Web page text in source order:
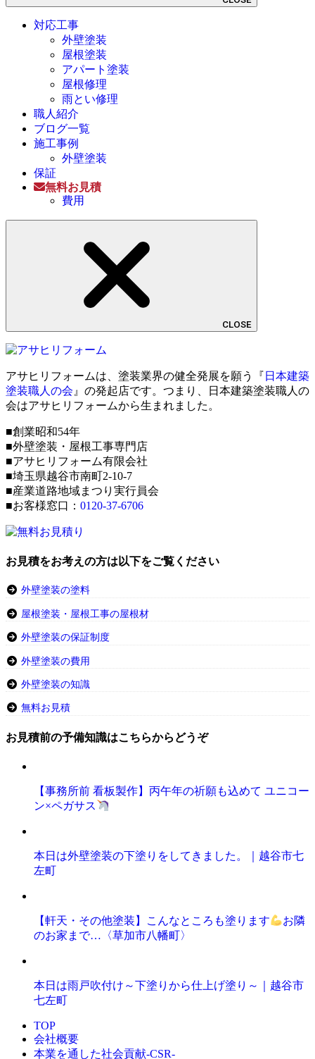
対応工事
外壁塗装
屋根塗装
アパート塗装
屋根修理
雨とい修理
職人紹介
ブログ一覧
施工事例
外壁塗装
保証
無料お見積
費用
CLOSE
アサヒリフォームは、塗装業界の健全発展を願う『 日本建築
塗装職人の会 』の発起店です。つまり、日本建築塗装職人の
会はアサヒリフォームから生まれました。
■創業昭和54年
■外壁塗装・屋根工事専門店
■アサヒリフォーム有限会社
■埼玉県越谷市南町2-10-7
■産業道路地域まつり実行員会
■お客様窓口： 0120-37-6706
お見積をお考えの方は以下をご覧ください
外壁塗装の塗料
屋根塗装・屋根工事の屋根材
外壁塗装の保証制度
外壁塗装の費用
外壁塗装の知識
無料お見積
お見積前の予備知識はこちらからどうぞ
【事務所前 看板製作】丙午年の祈願も込めて ユニコー
ン×ペガサス
本日は外壁塗装の下塗りをしてきました。｜越谷市七
左町
【軒天・その他塗装】こんなところも塗ります
お隣
のお家まで…〈草加市八幡町〉
本日は雨戸吹付け～下塗りから仕上げ塗り～｜越谷市
七左町
TOP
会社概要
本業を通した社会貢献-CSR-